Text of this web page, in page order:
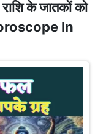
के जातकों को
In